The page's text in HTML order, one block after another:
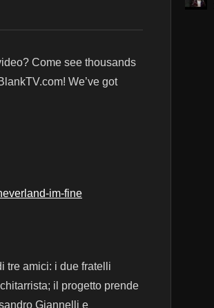
Come see thousands
We’ve got
im-fine
tre amici: i due fratelli
il progetto prende
Giannelli e